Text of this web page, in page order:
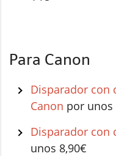
Para Canon
Disparador con
Canon por unos
Disparador con
unos 8,90€